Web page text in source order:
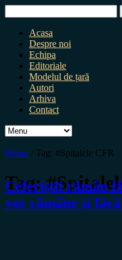
for:
Acasa
Despre noi
Echipa
Editoriale
Modelul de țară
Autori
Arhiva
Contact
Home / Tag: #Spitalele CFR
Tag:
Ceferiștii rămân
vor rămâne și